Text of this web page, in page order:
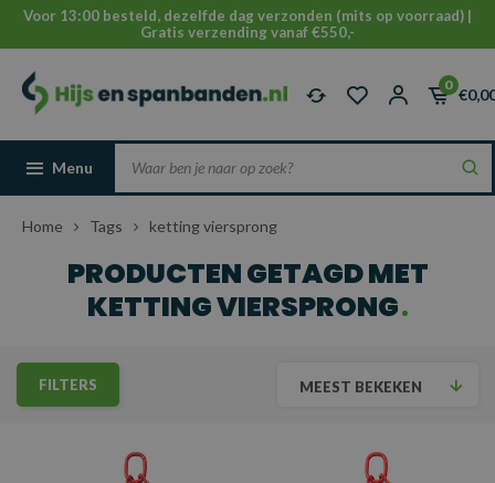
Voor 13:00 besteld, dezelfde dag verzonden (mits op voorraad) |
Gratis verzending vanaf €550,-
0
Menu
Home Tags ketting viersprong
PRODUCTEN GETAGD MET
KETTING VIERSPRONG
FILTERS MEEST BEKEKEN